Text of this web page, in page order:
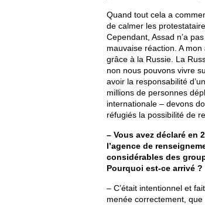
Quand tout cela a
de calmer les
Cependant, Assad n’a
mauvaise réaction. A
grâce à la Russie. La
non nous pouvons vivre
avoir la responsabilité
millions de personnes
internationale – devons
réfugiés la possibilité de
– Vous avez déclaré en
l’agence de
considérables des
Pourquoi est-ce arrivé ?
– C’était intentionnel et
menée correctement,